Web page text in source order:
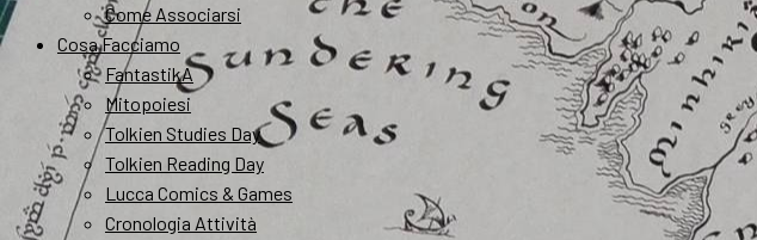
Come Associarsi
Cosa Facciamo
FantastikA
Mitopoiesi
Tolkien Studies Day
Tolkien Reading Day
Lucca Comics & Games
Cronologia Attività